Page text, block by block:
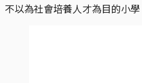
不以為社會培養人才為目的小